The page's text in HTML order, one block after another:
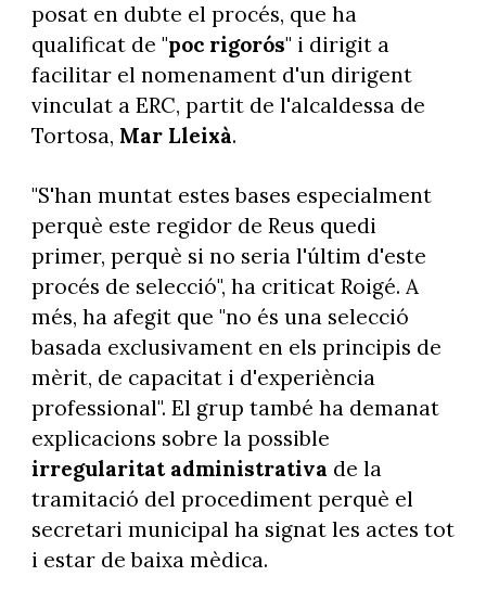
posat en dubte el procés, que ha
qualificat de "poc rigorós" i dirigit a
facilitar el nomenament d'un dirigent
vinculat a ERC, partit de l'alcaldessa de
Tortosa, Mar Lleixà.
"S'han muntat estes bases especialment
perquè este regidor de Reus quedi
primer, perquè si no seria l'últim d'este
procés de selecció", ha criticat Roigé. A
més, ha afegit que "no és una selecció
basada exclusivament en els principis de
mèrit, de capacitat i d'experiència
professional". El grup també ha demanat
explicacions sobre la possible
irregularitat administrativa de la
tramitació del procediment perquè el
secretari municipal ha signat les actes tot
i estar de baixa mèdica.